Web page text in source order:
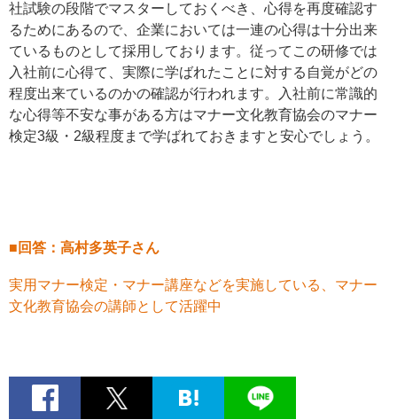
社試験の段階でマスターしておくべき、心得を再度確認す
るためにあるので、企業においては一連の心得は十分出来
ているものとして採用しております。従ってこの研修では
入社前に心得て、実際に学ばれたことに対する自覚がどの
程度出来ているのかの確認が行われます。入社前に常識的
な心得等不安な事がある方はマナー文化教育協会のマナー
検定3級・2級程度まで学ばれておきますと安心でしょう。
■回答：高村多英子さん
実用マナー検定・マナー講座などを実施している、マナー
文化教育協会の講師として活躍中